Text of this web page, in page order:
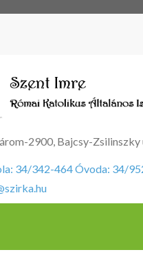
2900, Bajcsy-Zsilinszky
34/342-464 Óvoda: 34/